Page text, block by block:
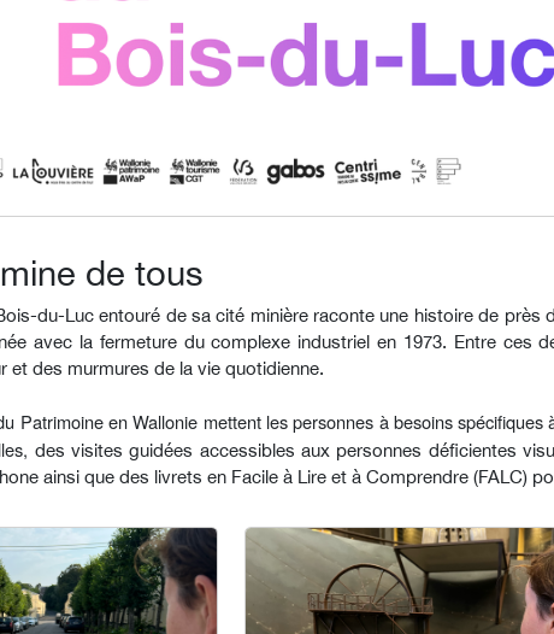
de tous
du-Luc entouré de sa cité minière raconte une histoire de
avec la fermeture du complexe industriel en 1973. Entre ces
et des murmures de la vie quotidienne.
Patrimoine en Wallonie mettent les personnes à besoins
des visites guidées accessibles aux personnes déficientes
ainsi que des livrets en Facile à Lire et à Comprendre (FALC)